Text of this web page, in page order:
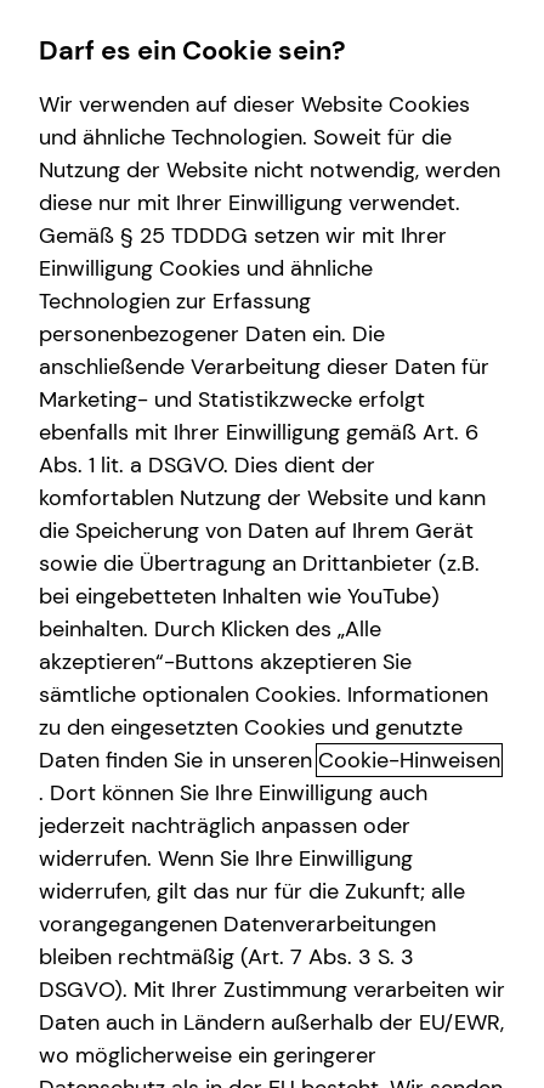
Wissenswertes
Über mich
Über tecis
Lukas Hieb
Lukas Hieb kennenlernen in
Mainz
Du bist vielen deiner Mitmenschen einen großen Schritt
voraus.
Du hast dich gerade aus irgendeinem Grund mit dem
Thema Finanzen und Geldanlage beschäftigt und bist so
auf unserer Internetseite gelandet.
Ich sage „einen großen Schritt voraus“, weil wir in diesen
Zeiten überwiegend wahrnehmen, dass sich die meisten
Menschen nicht mehr mit dem Thema Finanzen
auseinandersetzen wollen. Grund hierfür sind oftmals
Darf es ein Cookie sein?
Wir verwenden auf dieser Website Cookies
und ähnliche Technologien. Soweit für die
Nutzung der Website nicht notwendig, werden
diese nur mit Ihrer Einwilligung verwendet.
Gemäß § 25 TDDDG setzen wir mit Ihrer
Einwilligung Cookies und ähnliche
Technologien zur Erfassung
personenbezogener Daten ein. Die
anschließende Verarbeitung dieser Daten für
Marketing- und Statistikzwecke erfolgt
ebenfalls mit Ihrer Einwilligung gemäß Art. 6
Abs. 1 lit. a DSGVO. Dies dient der
komfortablen Nutzung der Website und kann
die Speicherung von Daten auf Ihrem Gerät
sowie die Übertragung an Drittanbieter (z.B.
bei eingebetteten Inhalten wie YouTube)
beinhalten. Durch Klicken des „Alle
akzeptieren“-Buttons akzeptieren Sie
sämtliche optionalen Cookies. Informationen
zu den eingesetzten Cookies und genutzte
Daten finden Sie in unseren Cookie-Hinweisen
. Dort können Sie Ihre Einwilligung auch
jederzeit nachträglich anpassen oder
widerrufen. Wenn Sie Ihre Einwilligung
widerrufen, gilt das nur für die Zukunft; alle
vorangegangenen Datenverarbeitungen
bleiben rechtmäßig (Art. 7 Abs. 3 S. 3
DSGVO). Mit Ihrer Zustimmung verarbeiten wir
Daten auch in Ländern außerhalb der EU/EWR,
wo möglicherweise ein geringerer